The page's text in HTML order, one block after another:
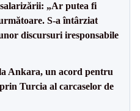
„Ar putea fi
S-a întârziat
discursuri iresponsabile
Ankara, un acord pentru
Turcia al carcaselor de